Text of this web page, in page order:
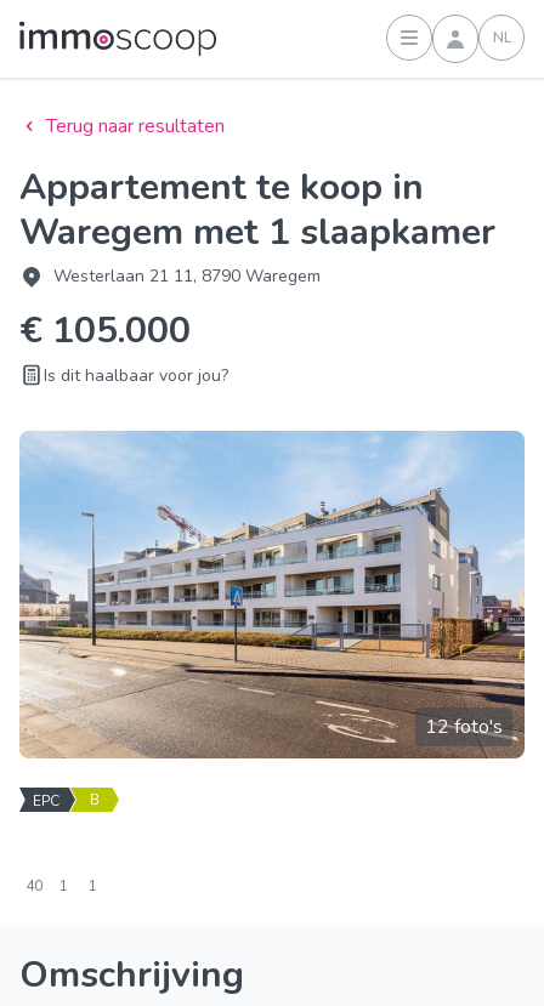
Inloggen
NL
Terug naar resultaten
Appartement te koop in
Waregem met 1 slaapkamer
Westerlaan 21 11, 8790 Waregem
€ 105.000
Is dit haalbaar voor jou?
12 foto's
EPC B
40 1 1
Omschrijving